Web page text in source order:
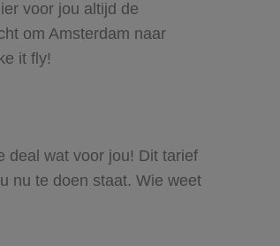
voor jou altijd de
om Amsterdam naar
it fly!
deal wat voor jou! Dit tarief
nu te doen staat. Wie weet